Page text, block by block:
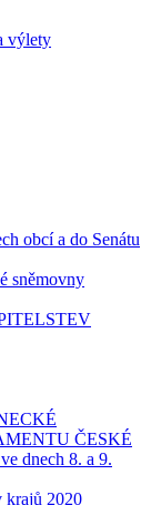
výlety
obcí a do Senátu
sněmovny
ČESKÉ
dnech 8. a 9.
krajů 2020